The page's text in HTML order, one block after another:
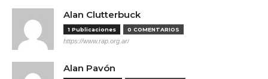
Alan Clutterbuck
1 Publicaciones 0 COMENTARIOS
https://www.rap.org.ar/
Alan Pavón